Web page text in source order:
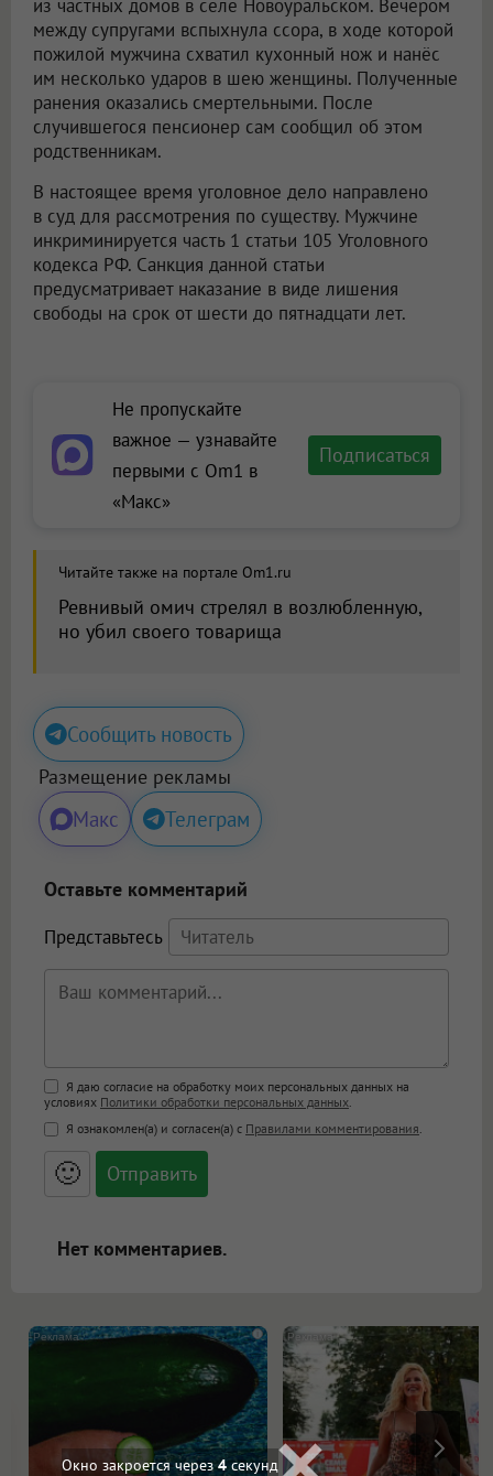
из частных домов в селе Новоуральском. Вечером
между супругами вспыхнула ссора, в ходе которой
пожилой мужчина схватил кухонный нож и нанёс
им несколько ударов в шею женщины. Полученные
ранения оказались смертельными. После
случившегося пенсионер сам сообщил об этом
родственникам.
В настоящее время уголовное дело направлено
в суд для рассмотрения по существу. Мужчине
инкриминируется часть 1 статьи 105 Уголовного
кодекса РФ. Санкция данной статьи
предусматривает наказание в виде лишения
свободы на срок от шести до пятнадцати лет.
Не пропускайте
важное — узнавайте
первыми с Om1 в
«Макс»
Подписаться
Читайте также на портале Om1.ru
Ревнивый омич стрелял в возлюбленную,
но убил своего товарища
Сообщить новость
Размещение рекламы
Макс Телеграм
Оставьте комментарий
Представьтесь
Поддержка HTML
<b>, <strong>, <u>, <i>, <em>, <s>, <big>,
<small>, <sup>, <sub>, <pre>, <ul>, <ol>, <li>,
<blockquote>, <code> экранирует HTML,
адреса URL автоматически становятся
ссылками, и [img]адрес[/img] будет
Я даю согласие на обработку моих персональных данных на
условиях Политики обработки персональных данных.
Я ознакомлен(а) и согласен(а) с Правилами комментирования.
🙂
Нет комментариев.
i
Окно закроется через2 секунд